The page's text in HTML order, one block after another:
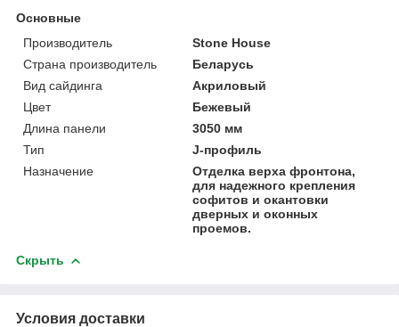
Основные
Производитель
Stone House
Страна производитель
Беларусь
Вид сайдинга
Акриловый
Цвет
Бежевый
Длина панели
3050 мм
Тип
J-профиль
Назначение
Отделка верха фронтона,
для надежного крепления
софитов и окантовки
дверных и оконных
проемов.
Скрыть
Условия доставки